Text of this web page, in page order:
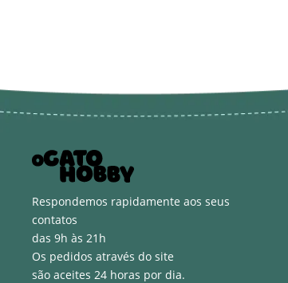
Respondemos rapidamente aos seus
contatos
das 9h às 21h
Os pedidos através do site
são aceites 24 horas por dia.